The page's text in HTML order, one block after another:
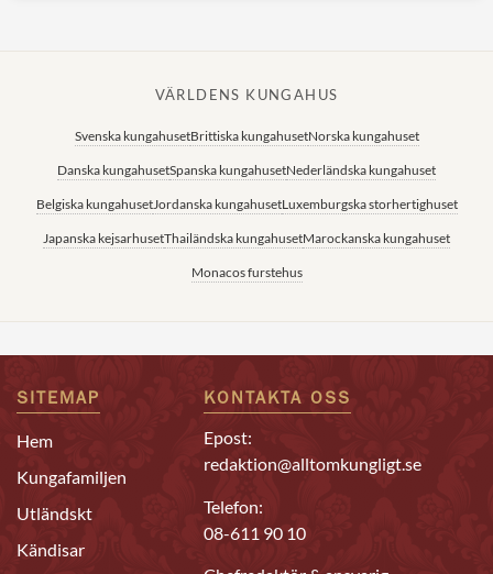
VÄRLDENS KUNGAHUS
Svenska kungahusetBrittiska kungahusetNorska kungahuset
Danska kungahusetSpanska kungahusetNederländska kungahuset
Belgiska kungahusetJordanska kungahusetLuxemburgska storhertighuset
Japanska kejsarhusetThailändska kungahusetMarockanska kungahuset
Monacos furstehus
SITEMAP
Hem
Kungafamiljen
Utländskt
Kändisar
KONTAKTA OSS
Epost:
redaktion@alltomkungligt.se
Telefon:
08-611 90 10